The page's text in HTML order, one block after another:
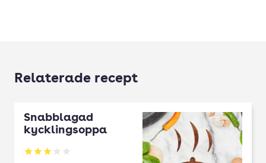
Relaterade recept
Snabblagad
kycklingsoppa
Betyg: 3 av 5